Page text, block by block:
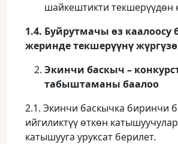
шайкештикти текшерүүдөн
1.4. Буйрутмачы өз каалоосу
жериндетекшерүүнүжүргүзө
Экинчи баскыч –
табыштаманы баалоо
2.1. Экинчи баскычка биринчи
ийгиликтүү өткөн
катышууга уруксат берилет.